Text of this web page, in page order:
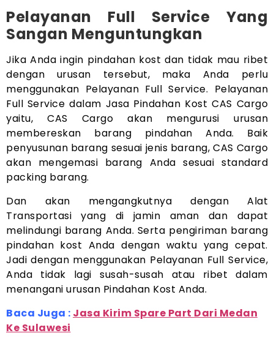
Pelayanan Full Service Yang
Sangan Menguntungkan
Jika Anda ingin pindahan kost dan tidak mau ribet
dengan urusan tersebut, maka Anda perlu
menggunakan Pelayanan Full Service. Pelayanan
Full Service dalam Jasa Pindahan Kost CAS Cargo
yaitu, CAS Cargo akan mengurusi urusan
membereskan barang pindahan Anda. Baik
penyusunan barang sesuai jenis barang, CAS Cargo
akan mengemasi barang Anda sesuai standard
packing barang.
Dan akan mengangkutnya dengan Alat
Transportasi yang di jamin aman dan dapat
melindungi barang Anda. Serta pengiriman barang
pindahan kost Anda dengan waktu yang cepat.
Jadi dengan menggunakan Pelayanan Full Service,
Anda tidak lagi susah-susah atau ribet dalam
menangani urusan Pindahan Kost Anda.
Baca Juga : Jasa Kirim Spare Part Dari Medan
Ke Sulawesi